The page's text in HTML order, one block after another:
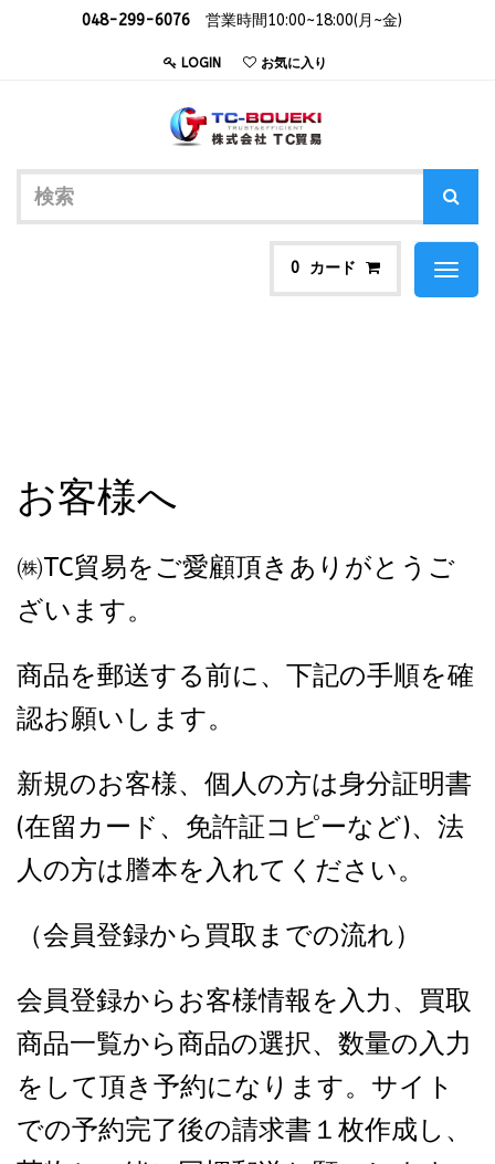
048-299-6076 営業時間10:00~18:00(月~金)
LOGIN お気に入り
0 カード
Toggle
お客様へ
㈱TC貿易をご愛顧頂きありがとうご
ざいます。
商品を郵送する前に、下記の手順を確
認お願いします。
新規のお客様、個人の方は身分証明書
(在留カード、免許証コピーなど)、法
人の方は謄本を入れてください。
（会員登録から買取までの流れ）
会員登録からお客様情報を入力、買取
商品一覧から商品の選択、数量の入力
をして頂き予約になります。サイト
での予約完了後の請求書１枚作成し、